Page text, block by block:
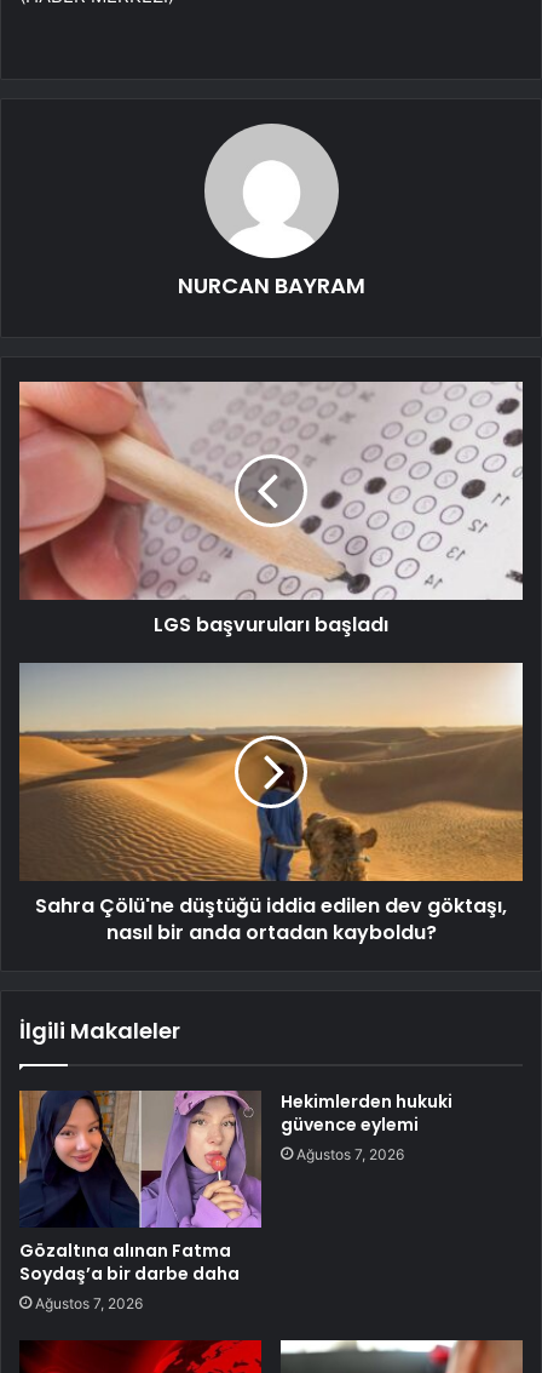
NURCAN BAYRAM
LGS başvuruları başladı
Sahra Çölü'ne düştüğü iddia edilen dev göktaşı,
nasıl bir anda ortadan kayboldu?
İlgili Makaleler
Gözaltına alınan Fatma
Soydaş’a bir darbe daha
Ağustos 7, 2026
Hekimlerden hukuki
güvence eylemi
Ağustos 7, 2026